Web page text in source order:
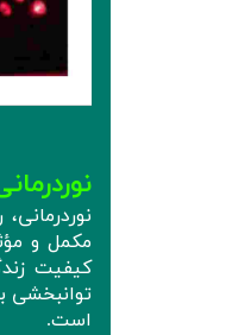
مکمل و
کیفیت
توانبخشی
است.